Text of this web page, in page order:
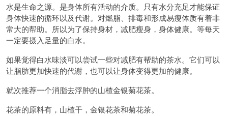
水是生命之源。是身体所有活动的介质。只有水分充足才能保证
身体快速的循环以及代谢。对燃脂、排毒和形成易瘦体质有着非
常大的帮助。所以为了保持身材，减肥瘦身，身体健康。等每天
一定要摄入足量的白水。
如果觉得白水味淡可以尝试一些对减肥有帮助的茶水。它们可以
让脂肪更加快速的代谢，也可以让身体变得更加的健康。
就次推荐一个消脂去浮肿的山楂金银菊花茶。
花茶的原料有，山楂干，金银花茶和菊花茶。